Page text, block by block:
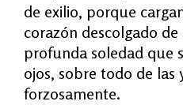
de exilio, porque
corazón descolgado
profunda soledad que
ojos, sobre todo de las
forzosamente.